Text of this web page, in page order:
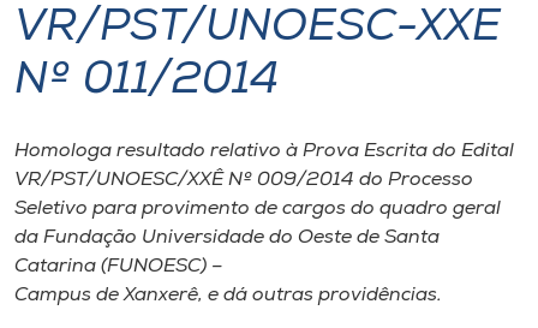
I.nova
Cultura
CPA
VR/PST/UNOESC-XXE
Nº 011/2014
Homologa resultado relativo à Prova Escrita do Edital
VR/PST/UNOESC/XXÊ Nº 009/2014 do Processo
Seletivo para provimento de cargos do quadro geral
da Fundação Universidade do Oeste de Santa
Catarina (FUNOESC) –
Campus de Xanxerê, e dá outras providências.